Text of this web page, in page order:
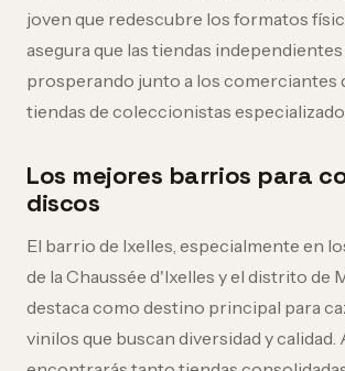
joven que redescubre los formatos
asegura que las tiendas
prosperando junto a los comerciantes
tiendas de coleccionistas
Los mejores barrios para
discos
El barrio de Ixelles, especialmente en
de la Chaussée d'Ixelles y el distrito de
destaca como destino principal para
vinilos que buscan diversidad y calidad.